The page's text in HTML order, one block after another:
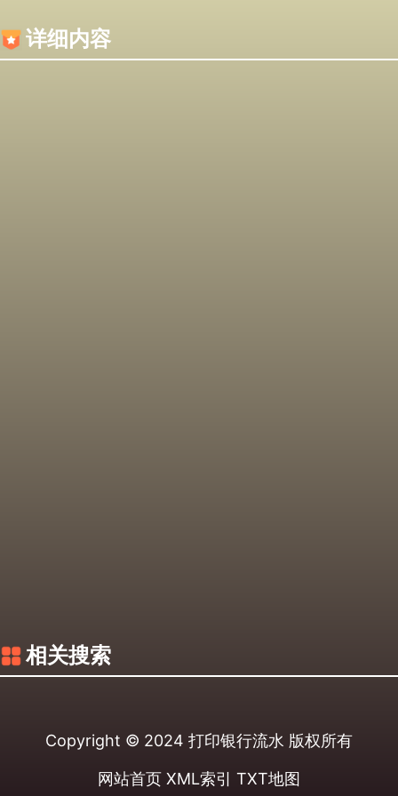
详细内容
相关搜索
Copyright © 2024 打印银行流水 版权所有
网站首页 XML索引 TXT地图